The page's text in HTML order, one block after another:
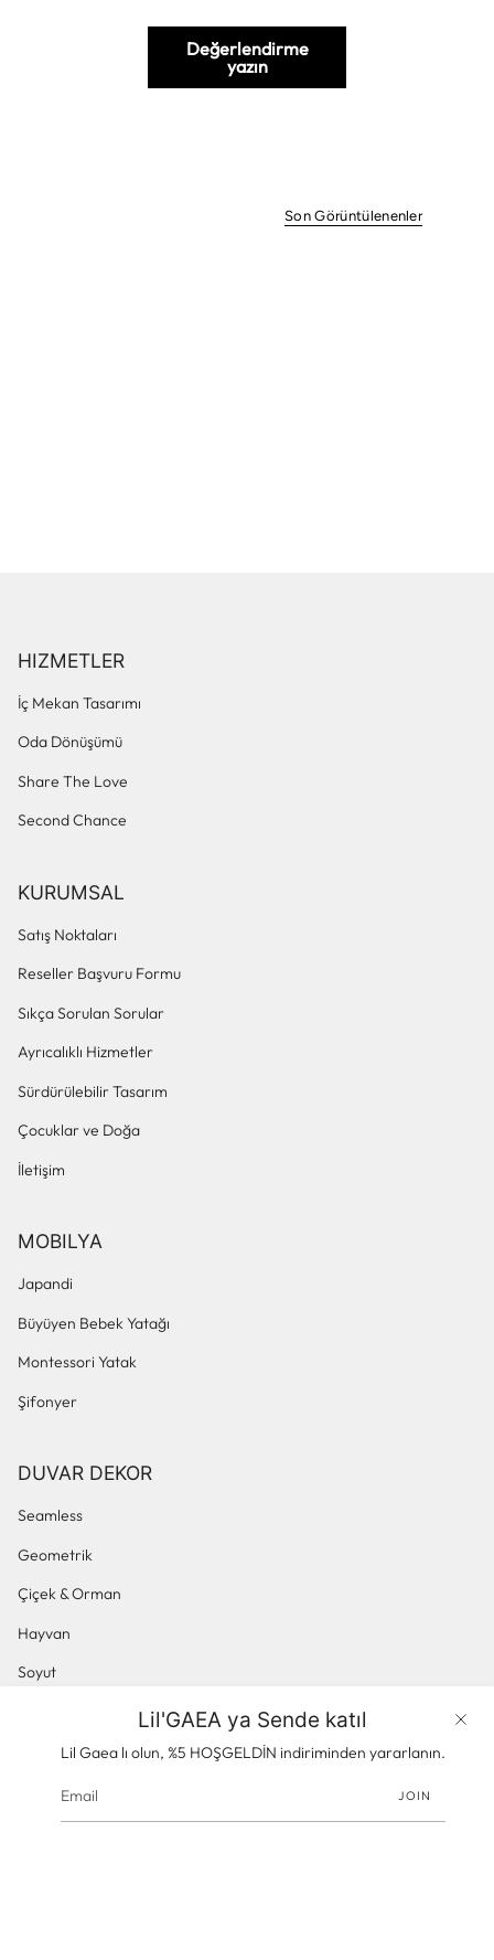
Ürünler
Lil'GAEA ya Sende katıl
Lil Gaea lı olun, %5 HOŞGELDİN indiriminden yararlanın.
JOIN
Değerlendirme
yazın
Son Görüntülenenler
HIZMETLER
İç Mekan Tasarımı
Oda Dönüşümü
Share The Love
Second Chance
KURUMSAL
Satış Noktaları
Reseller Başvuru Formu
Sıkça Sorulan Sorular
Ayrıcalıklı Hizmetler
Sürdürülebilir Tasarım
Çocuklar ve Doğa
İletişim
MOBILYA
Japandi
Büyüyen Bebek Yatağı
Montessori Yatak
Şifonyer
DUVAR DEKOR
Seamless
Geometrik
Çiçek & Orman
Hayvan
Soyut
Panoramik & Manzara